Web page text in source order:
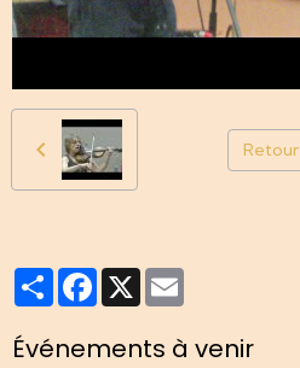
Retour
PartagerFacebook
X
Événements à venir